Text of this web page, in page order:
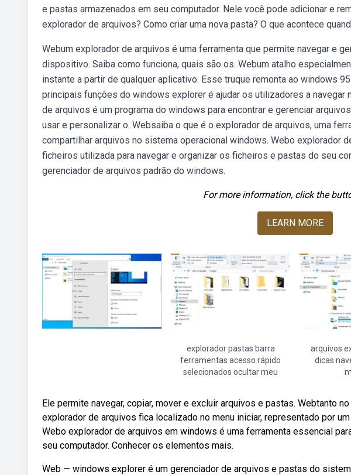
e pastas armazenados em seu computador. Nele você pode adicionar e
explorador de arquivos? Como criar uma nova pasta? O que acontece
Webum explorador de arquivos é uma ferramenta que permite navegar e
dispositivo. Saiba como funciona, quais são os. Webum atalho
instante a partir de qualquer aplicativo. Esse truque remonta ao windows
principais funções do windows explorer é ajudar os utilizadores a
de arquivos é um programa do windows para encontrar e gerenciar
usar e personalizar o. Websaiba o que é o explorador de arquivos, uma
compartilhar arquivos no sistema operacional windows. Webo explorador
ficheiros utilizada para navegar e organizar os ficheiros e pastas do seu
gerenciador de arquivos padrão do windows.
For more information, click the
LEARN MORE
explorador pastas barra
ferramentas acesso rápido
selecionados ocultar meu
arquivos
dicas
Ele permite navegar, copiar, mover e excluir arquivos e pastas. Webtanto
explorador de arquivos fica localizado no menu iniciar, representado por
Webo explorador de arquivos em windows é uma ferramenta essencial
seu computador. Conhecer os elementos mais.
Web — windows explorer é um gerenciador de arquivos e pastas do